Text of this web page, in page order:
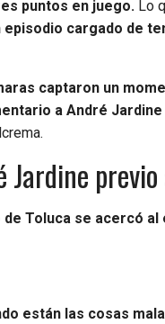
puntos en juego. Lo
episodio cargado de
captaron un
a André
Toluca se acercó
están las cosas